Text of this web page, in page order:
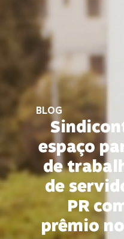
BLOG
espaço
de
de
PR
prêmio